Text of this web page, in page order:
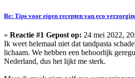
Re: Tips voor eigen recepten van eco
« Reactie #1 Gepost op: 24 mei 2022,
Ik weet helemaal niet dat tandpasta
lichaam. We hebben een behoorlijk
Nederland, dus het lijkt me sterk.